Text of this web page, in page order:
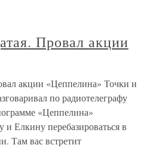
Провал акции
акции «Цеппелина» Точки и
по радиотелеграфу
«Цеппелина»
Елкину перебазироваться в
Там вас встретит